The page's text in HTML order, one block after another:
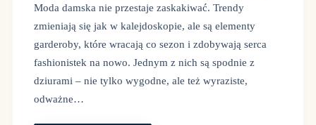
Moda damska nie przestaje zaskakiwać. Trendy
zmieniają się jak w kalejdoskopie, ale są elementy
garderoby, które wracają co sezon i zdobywają serca
fashionistek na nowo. Jednym z nich są spodnie z
dziurami – nie tylko wygodne, ale też wyraziste,
odważne…